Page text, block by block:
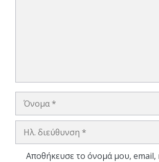
Όνομα
Ηλ.
Αποθήκευσε το όνομά μου, email,